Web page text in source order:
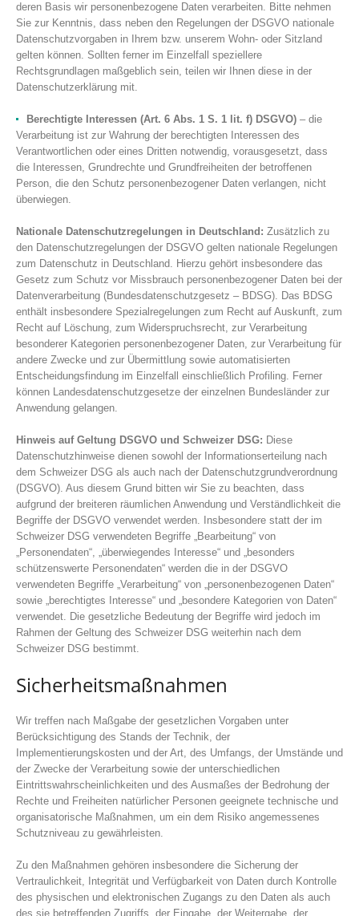
deren Basis wir personenbezogene Daten verarbeiten. Bitte nehmen
Sie zur Kenntnis, dass neben den Regelungen der DSGVO nationale
Datenschutzvorgaben in Ihrem bzw. unserem Wohn- oder Sitzland
gelten können. Sollten ferner im Einzelfall speziellere
Rechtsgrundlagen maßgeblich sein, teilen wir Ihnen diese in der
Datenschutzerklärung mit.
Berechtigte Interessen (Art. 6 Abs. 1 S. 1 lit. f) DSGVO) – die
Verarbeitung ist zur Wahrung der berechtigten Interessen des
Verantwortlichen oder eines Dritten notwendig, vorausgesetzt, dass
die Interessen, Grundrechte und Grundfreiheiten der betroffenen
Person, die den Schutz personenbezogener Daten verlangen, nicht
überwiegen.
Nationale Datenschutzregelungen in Deutschland: Zusätzlich zu
den Datenschutzregelungen der DSGVO gelten nationale Regelungen
zum Datenschutz in Deutschland. Hierzu gehört insbesondere das
Gesetz zum Schutz vor Missbrauch personenbezogener Daten bei der
Datenverarbeitung (Bundesdatenschutzgesetz – BDSG). Das BDSG
enthält insbesondere Spezialregelungen zum Recht auf Auskunft, zum
Recht auf Löschung, zum Widerspruchsrecht, zur Verarbeitung
besonderer Kategorien personenbezogener Daten, zur Verarbeitung für
andere Zwecke und zur Übermittlung sowie automatisierten
Entscheidungsfindung im Einzelfall einschließlich Profiling. Ferner
können Landesdatenschutzgesetze der einzelnen Bundesländer zur
Anwendung gelangen.
Hinweis auf Geltung DSGVO und Schweizer DSG: Diese
Datenschutzhinweise dienen sowohl der Informationserteilung nach
dem Schweizer DSG als auch nach der Datenschutzgrundverordnung
(DSGVO). Aus diesem Grund bitten wir Sie zu beachten, dass
aufgrund der breiteren räumlichen Anwendung und Verständlichkeit die
Begriffe der DSGVO verwendet werden. Insbesondere statt der im
Schweizer DSG verwendeten Begriffe „Bearbeitung“ von
„Personendaten“, „überwiegendes Interesse“ und „besonders
schützenswerte Personendaten“ werden die in der DSGVO
verwendeten Begriffe „Verarbeitung“ von „personenbezogenen Daten“
sowie „berechtigtes Interesse“ und „besondere Kategorien von Daten“
verwendet. Die gesetzliche Bedeutung der Begriffe wird jedoch im
Rahmen der Geltung des Schweizer DSG weiterhin nach dem
Schweizer DSG bestimmt.
Sicherheitsmaßnahmen
Wir treffen nach Maßgabe der gesetzlichen Vorgaben unter
Berücksichtigung des Stands der Technik, der
Implementierungskosten und der Art, des Umfangs, der Umstände und
der Zwecke der Verarbeitung sowie der unterschiedlichen
Eintrittswahrscheinlichkeiten und des Ausmaßes der Bedrohung der
Rechte und Freiheiten natürlicher Personen geeignete technische und
organisatorische Maßnahmen, um ein dem Risiko angemessenes
Schutzniveau zu gewährleisten.
Zu den Maßnahmen gehören insbesondere die Sicherung der
Vertraulichkeit, Integrität und Verfügbarkeit von Daten durch Kontrolle
des physischen und elektronischen Zugangs zu den Daten als auch
des sie betreffenden Zugriffs, der Eingabe, der Weitergabe, der